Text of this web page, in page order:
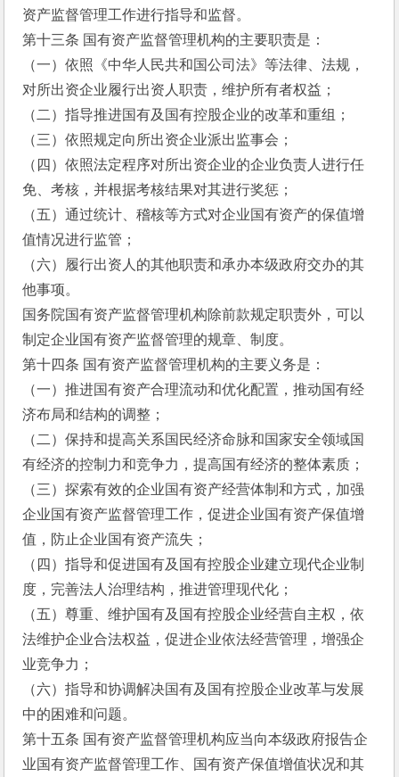
资产监督管理工作进行指导和监督。
第十三条 国有资产监督管理机构的主要职责是：
（一）依照《中华人民共和国公司法》等法律、法规，
对所出资企业履行出资人职责，维护所有者权益；
（二）指导推进国有及国有控股企业的改革和重组；
（三）依照规定向所出资企业派出监事会；
（四）依照法定程序对所出资企业的企业负责人进行任
免、考核，并根据考核结果对其进行奖惩；
（五）通过统计、稽核等方式对企业国有资产的保值增
值情况进行监管；
（六）履行出资人的其他职责和承办本级政府交办的其
他事项。
国务院国有资产监督管理机构除前款规定职责外，可以
制定企业国有资产监督管理的规章、制度。
第十四条 国有资产监督管理机构的主要义务是：
（一）推进国有资产合理流动和优化配置，推动国有经
济布局和结构的调整；
（二）保持和提高关系国民经济命脉和国家安全领域国
有经济的控制力和竞争力，提高国有经济的整体素质；
（三）探索有效的企业国有资产经营体制和方式，加强
企业国有资产监督管理工作，促进企业国有资产保值增
值，防止企业国有资产流失；
（四）指导和促进国有及国有控股企业建立现代企业制
度，完善法人治理结构，推进管理现代化；
（五）尊重、维护国有及国有控股企业经营自主权，依
法维护企业合法权益，促进企业依法经营管理，增强企
业竞争力；
（六）指导和协调解决国有及国有控股企业改革与发展
中的困难和问题。
第十五条 国有资产监督管理机构应当向本级政府报告企
业国有资产监督管理工作、国有资产保值增值状况和其